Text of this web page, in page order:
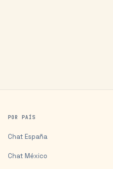
POR PAÍS
Chat España
Chat México